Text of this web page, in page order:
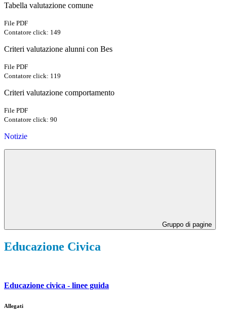
Tabella valutazione comune
File PDF
Contatore click: 149
Criteri valutazione alunni con Bes
File PDF
Contatore click: 119
Criteri valutazione comportamento
File PDF
Contatore click: 90
Notizie
Gruppo di pagine
Educazione Civica
Educazione civica - linee guida
Allegati